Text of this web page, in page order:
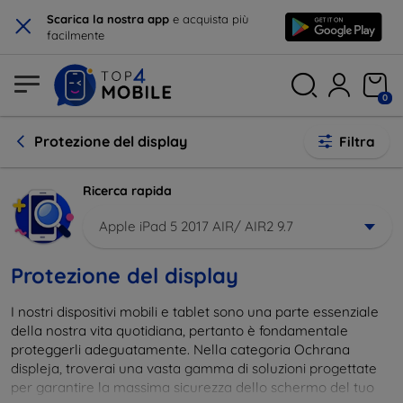
× Scarica la nostra app e acquista più
facilmente
0
Protezione del display Filtra
Ricerca rapida
Apple iPad 5 2017 AIR/ AIR2 9.7
Protezione del display
I nostri dispositivi mobili e tablet sono una parte essenziale
della nostra vita quotidiana, pertanto è fondamentale
proteggerli adeguatamente. Nella categoria Ochrana
displeja, troverai una vasta gamma di soluzioni progettate
per garantire la massima sicurezza dello schermo del tuo